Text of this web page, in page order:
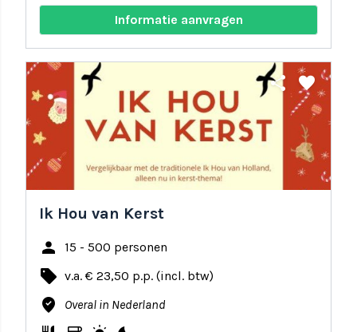
Informatie aanvragen
share favorite
Ik Hou van Kerst
person 15 - 500 personen
local_offer v.a. € 23,50 p.p. (incl. btw)
where_to_vote Overal in Nederland